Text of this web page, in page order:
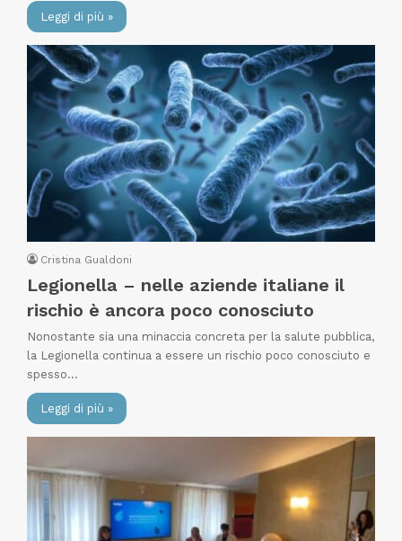
Leggi di più »
Cristina Gualdoni
Legionella – nelle aziende italiane il
rischio è ancora poco conosciuto
Nonostante sia una minaccia concreta per la salute pubblica,
la Legionella continua a essere un rischio poco conosciuto e
spesso…
Leggi di più »